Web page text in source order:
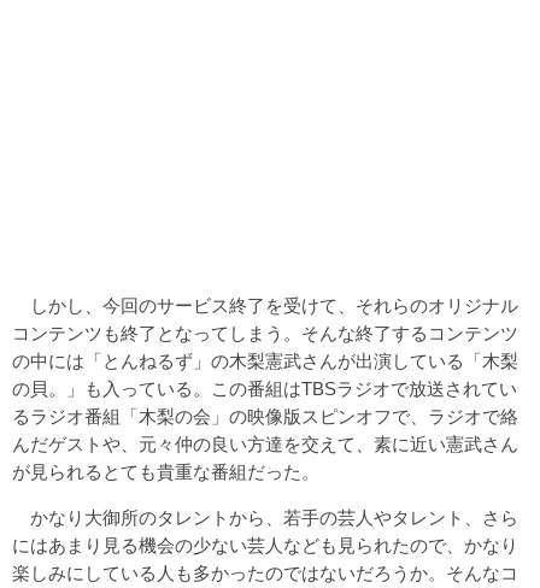
しかし、今回のサービス終了を受けて、それらのオリジナル
コンテンツも終了となってしまう。そんな終了するコンテンツ
の中には「とんねるず」の木梨憲武さんが出演している「木梨
の貝。」も入っている。この番組はTBSラジオで放送されてい
るラジオ番組「木梨の会」の映像版スピンオフで、ラジオで絡
んだゲストや、元々仲の良い方達を交えて、素に近い憲武さん
が見られるとても貴重な番組だった。
かなり大御所のタレントから、若手の芸人やタレント、さら
にはあまり見る機会の少ない芸人なども見られたので、かなり
楽しみにしている人も多かったのではないだろうか。そんなコ